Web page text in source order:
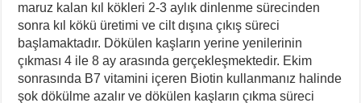
maruz kalan kıl kökleri 2-3 aylık dinlenme sürecinden
sonra kıl kökü üretimi ve cilt dışına çıkış süreci
başlamaktadır. Dökülen kaşların yerine yenilerinin
çıkması 4 ile 8 ay arasında gerçekleşmektedir. Ekim
sonrasında B7 vitamini içeren Biotin kullanmanız halinde
şok dökülme azalır ve dökülen kaşların çıkma süreci